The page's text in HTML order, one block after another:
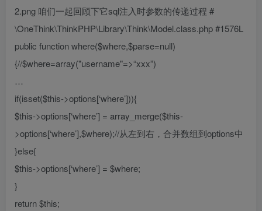
2.png 咱们一起回顾下它sql注入时参数的传递过程 #
\OneThink\ThinkPHP\Library\Think\Model.class.php #1576L
public function where($where,$parse=null)
{//$where=array("username"=>“xxx”)
…
if(isset($this->options[‘where’])){
$this->options[‘where’] = array_merge($this-
>options[‘where’],$where);//从左到右，合并数组到options中
}else{
$this->options[‘where’] = $where;
}
return $this;